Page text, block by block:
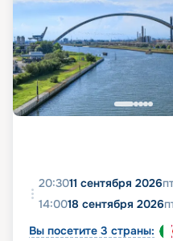
20:3011 сентября 2026
14:0018 сентября 2026
Вы посетите 3 страны: